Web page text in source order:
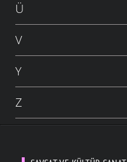
Ü
V
Y
Z